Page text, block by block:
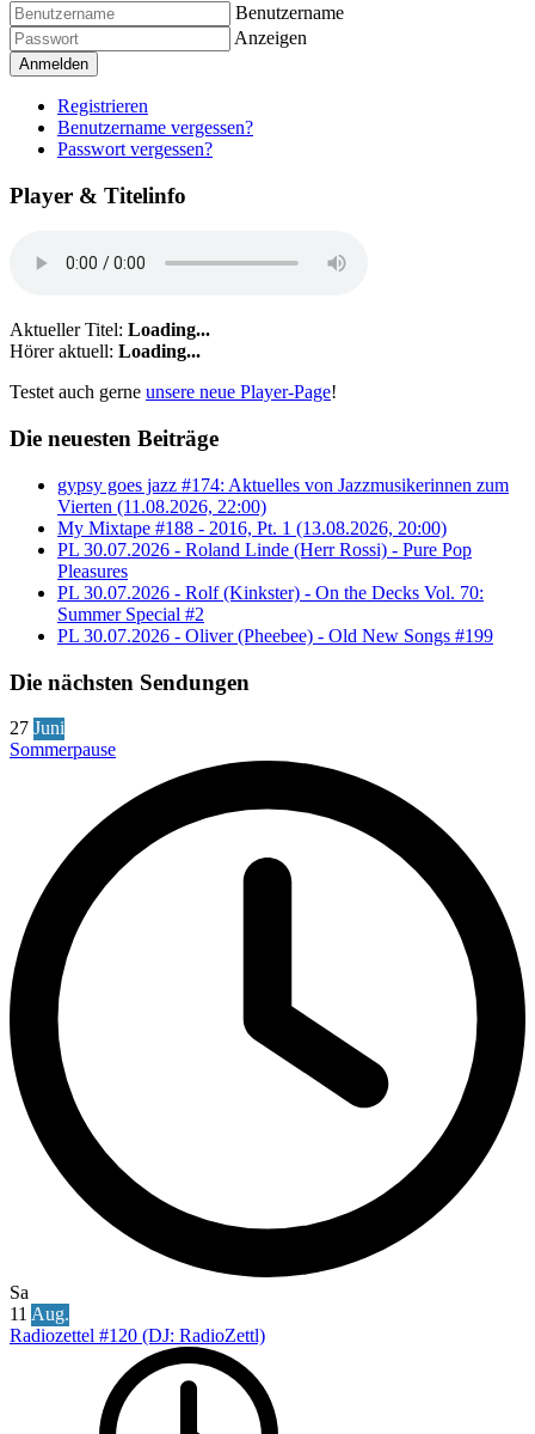
Benutzername
Anzeigen
Anmelden
Registrieren
Benutzername vergessen?
Passwort vergessen?
Player & Titelinfo
Aktueller Titel: Loading...
Hörer aktuell: Loading...
Testet auch gerne unsere neue Player-Page!
Die neuesten Beiträge
gypsy goes jazz #174: Aktuelles von Jazzmusikerinnen zum
Vierten (11.08.2026, 22:00)
My Mixtape #188 - 2016, Pt. 1 (13.08.2026, 20:00)
PL 30.07.2026 - Roland Linde (Herr Rossi) - Pure Pop
Pleasures
PL 30.07.2026 - Rolf (Kinkster) - On the Decks Vol. 70:
Summer Special #2
PL 30.07.2026 - Oliver (Pheebee) - Old New Songs #199
Die nächsten Sendungen
27 Juni
Sommerpause
Sa
11 Aug.
Radiozettel #120 (DJ: RadioZettl)